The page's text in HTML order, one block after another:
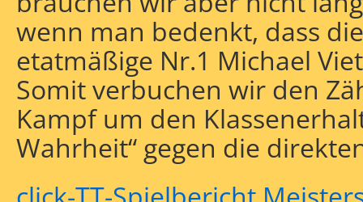
wenn man bedenkt, dass
etatmäßige Nr.1 Michael
Somit verbuchen wir den
Kampf um den
Wahrheit“ gegen die